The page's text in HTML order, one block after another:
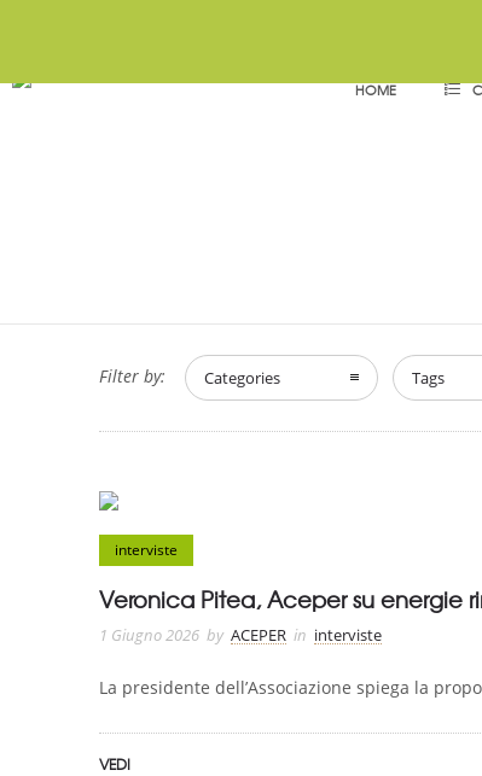
HOME
Filter by: Categories Tags
interviste
Veronica Pitea, Aceper su energie
1 Giugno 2026 by ACEPER in interviste
La presidente dell’Associazione spiega la
VEDI